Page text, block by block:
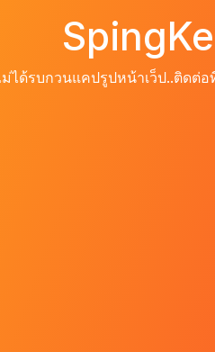
ม่ได้รบกวนแคปรูปหน้าเว็ป..ติดต่